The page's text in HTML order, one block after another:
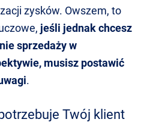
zysków. Owszem, to
jeśli jednak chcesz
sprzedaży w
musisz postawić
.
Twój klient